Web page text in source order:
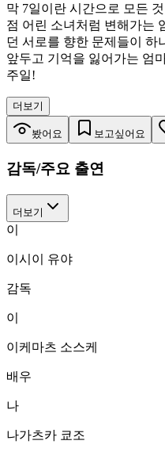
막 7일이란 시간으로 모든
점 어린 소녀처럼 변해가는
던 서로를 향한 문제들이 하
앞두고 기억을 잃어가는 엄
주일!
더보기
봤어요 보고싶어요
감독/주요 출연
더보기
이
이시이 유야
감독
이
이케마츠 소스케
배우
나
나가츠카 쿄조